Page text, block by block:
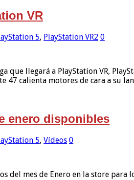
VR
5, PlayStation VR2 0
llegará a PlayStation VR,
47 calienta motores de cara a su
enero disponibles
5, Vídeos 0
del mes de Enero en la store